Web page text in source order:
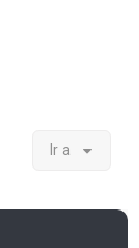
Ir a